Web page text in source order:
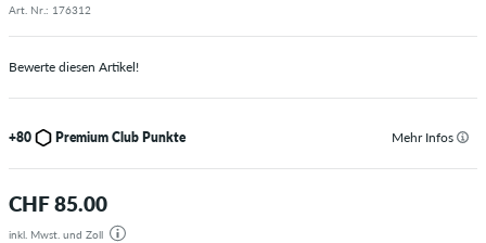
Art. Nr.: 176312
Bewerte diesen Artikel!
+80 Premium Club Punkte Mehr Infos
CHF 85.00
inkl. Mwst. und Zoll